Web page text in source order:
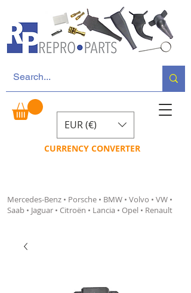
Mercedes-Benz • Porsche • BMW • Volvo • VW •
Saab • Jaguar • Citroën • Lancia • Opel • Renault
EUR (€)
CURRENCY CONVERTER